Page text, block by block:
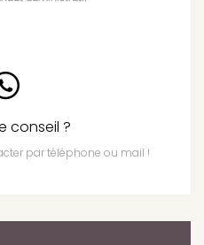
conseil ?
par téléphone ou mail !